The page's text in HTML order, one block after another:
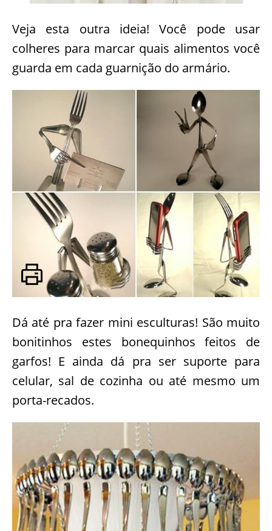
Veja esta outra ideia! Você pode usar
colheres para marcar quais alimentos você
guarda em cada guarnição do armário.
Dá até pra fazer mini esculturas! São muito
bonitinhos estes bonequinhos feitos de
garfos! E ainda dá pra ser suporte para
celular, sal de cozinha ou até mesmo um
porta-recados.